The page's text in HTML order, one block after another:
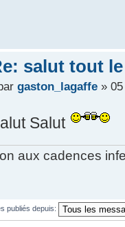
salut tout
gaston_lagaffe» 05
Salut
aux cadences
publiés depuis: